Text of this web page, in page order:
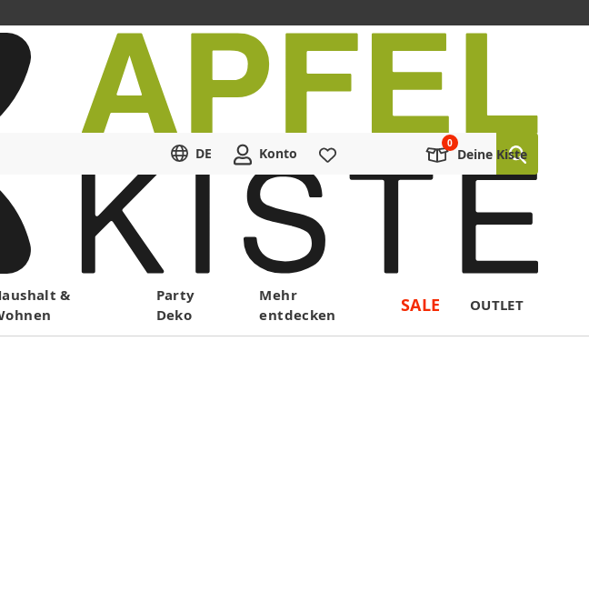
DE Konto Deine Kiste
&
Party
Deko
Mehr
entdecken
SALE OUTLET